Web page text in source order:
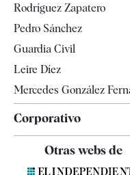
Televisión
Rodríguez Zapatero
Pedro Sánchez
Guardia Civil
Leire Díez
Mercedes González
Corporativo
Contacto
Otras webs de